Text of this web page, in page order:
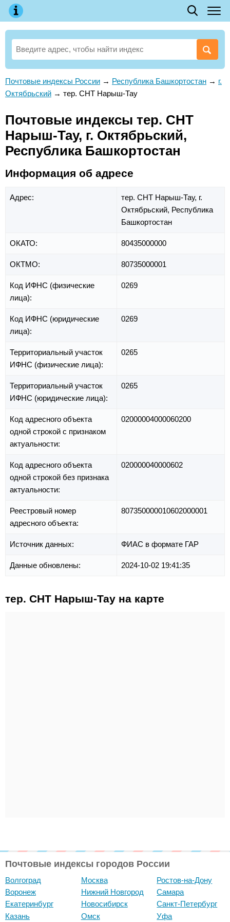
Почтовые индексы России → Республика Башкортостан → г.
Октябрьский → тер. СНТ Нарыш-Тау
Почтовые индексы тер. СНТ
Нарыш-Тау, г. Октябрьский,
Республика Башкортостан
Информация об адресе
Адрес: тер. СНТ Нарыш-Тау, г.
Октябрьский, Республика
Башкортостан
ОКАТО: 80435000000
ОКТМО: 80735000001
Код ИФНС (физические
лица):
0269
Код ИФНС (юридические
лица):
0269
Территориальный участок
ИФНС (физические лица):
0265
Территориальный участок
ИФНС (юридические лица):
0265
Код адресного объекта
одной строкой с признаком
актуальности:
02000004000060200
Код адресного объекта
одной строкой без признака
актуальности:
020000040000602
Реестровый номер
адресного объекта:
807350000010602000001
Источник данных: ФИАС в формате ГАР
Данные обновлены: 2024-10-02 19:41:35
тер. СНТ Нарыш-Тау на карте
Почтовые индексы городов России
Волгоград
Воронеж
Екатеринбург
Казань
Москва
Нижний Новгород
Новосибирск
Омск
Ростов-на-Дону
Самара
Санкт-Петербург
Уфа